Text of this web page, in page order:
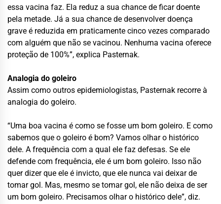
essa vacina faz. Ela reduz a sua chance de ficar doente
pela metade. Já a sua chance de desenvolver doença
grave é reduzida em praticamente cinco vezes comparado
com alguém que não se vacinou. Nenhuma vacina oferece
proteção de 100%”, explica Pasternak.
Analogia do goleiro
Assim como outros epidemiologistas, Pasternak recorre à
analogia do goleiro.
“Uma boa vacina é como se fosse um bom goleiro. E como
sabemos que o goleiro é bom? Vamos olhar o histórico
dele. A frequência com a qual ele faz defesas. Se ele
defende com frequência, ele é um bom goleiro. Isso não
quer dizer que ele é invicto, que ele nunca vai deixar de
tomar gol. Mas, mesmo se tomar gol, ele não deixa de ser
um bom goleiro. Precisamos olhar o histórico dele”, diz.